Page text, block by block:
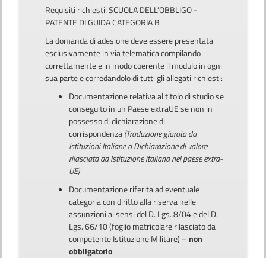
Requisiti richiesti: SCUOLA DELL’OBBLIGO -
PATENTE DI GUIDA CATEGORIA B
La domanda di adesione deve essere presentata
esclusivamente in via telematica compilando
correttamente e in modo coerente il modulo in ogni
sua parte e corredandolo di tutti gli allegati richiesti:
Documentazione relativa al titolo di studio se
conseguito in un Paese extraUE se non in
possesso di dichiarazione di
corrispondenza(Traduzione giurata da
Istituzioni Italiane o Dichiarazione di valore
rilasciata da Istituzione italiana nel paese extra-
UE)
Documentazione riferita ad eventuale
categoria con diritto alla riserva nelle
assunzioni ai sensi del D. Lgs. 8/04 e del D.
Lgs. 66/10 (foglio matricolare rilasciato da
competente Istituzione Militare) – non
obbligatorio